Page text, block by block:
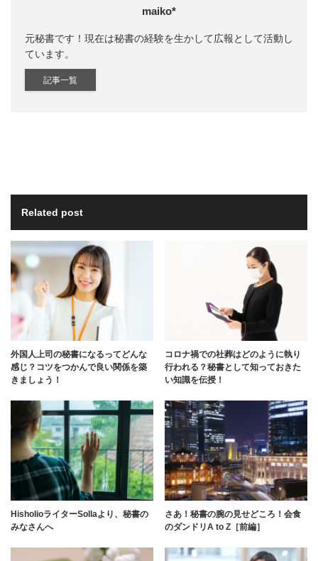
maiko*
元秘書です！現在は秘書の経験を生かして広報として活動し
ています。
記事一覧
Related post
外国人上司の秘書になるってどんな
感じ？コツをつかんで良い関係を築
きましょう！
コロナ禍での社葬はどのように執り
行われる？秘書として知っておきた
い知識を伝授！
HisholioライターSollaより、秘書の
みなさんへ
さあ！秘書の腕の見せどころ！会食
のダンドリA to Z［前編］